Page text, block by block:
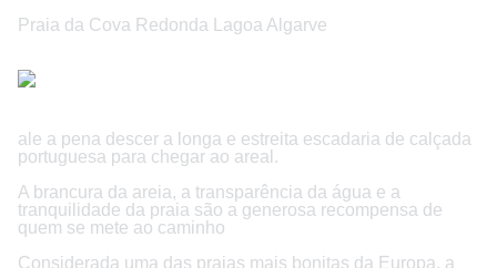
Praia da Cova Redonda Lagoa Algarve
ale a pena descer a longa e estreita escadaria de calçada
portuguesa para chegar ao areal.
A brancura da areia, a transparência da água e a
tranquilidade da praia são a generosa recompensa de
quem se mete ao caminho
Considerada uma das praias mais bonitas da Europa, a